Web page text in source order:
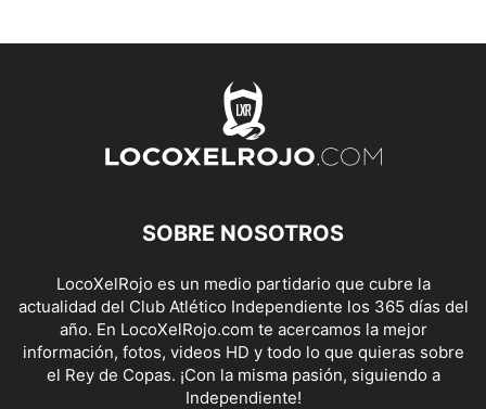
SOBRE NOSOTROS
LocoXelRojo es un medio partidario que cubre la
actualidad del Club Atlético Independiente los 365 días del
año. En LocoXelRojo.com te acercamos la mejor
información, fotos, videos HD y todo lo que quieras sobre
el Rey de Copas. ¡Con la misma pasión, siguiendo a
Independiente!